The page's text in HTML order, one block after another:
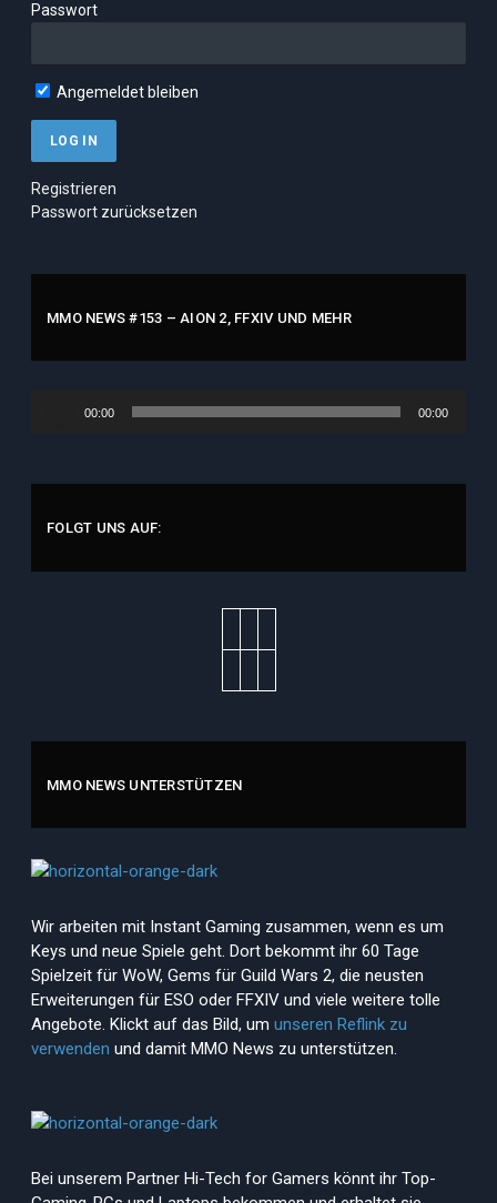
Passwort
Angemeldet bleiben
Registrieren
Passwort zurücksetzen
MMO NEWS #153 – AION 2, FFXIV UND MEHR
00:00 00:00
FOLGT UNS AUF:
MMO NEWS UNTERSTÜTZEN
Wir arbeiten mit Instant Gaming zusammen, wenn es um
Keys und neue Spiele geht. Dort bekommt ihr 60 Tage
Spielzeit für WoW, Gems für Guild Wars 2, die neusten
Erweiterungen für ESO oder FFXIV und viele weitere tolle
Angebote. Klickt auf das Bild, um unseren Reflink zu
verwenden und damit MMO News zu unterstützen.
Bei unserem Partner Hi-Tech for Gamers könnt ihr Top-